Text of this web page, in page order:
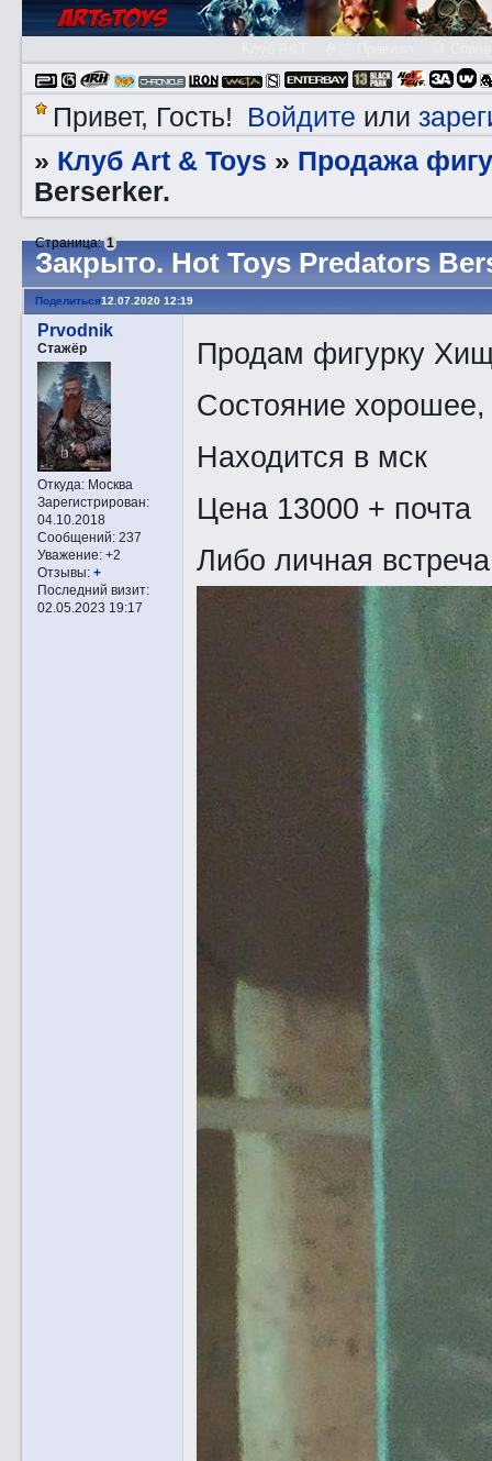
Привет, Гость! Войдите или
» Клуб Art & Toys » Продажа
Berserker.
Закрытo. Hot Toys Predators
Страница:1
Поделиться12.07.2020 12:19
Prvodnik
Стажёр
Откуда:Москва
Зарегистрирован:
04.10.2018
Сообщений:237
Уважение: +2
Отзывы: +
Последний визит:
02.05.2023 19:17
Продам фигурку
Состояние
Находится в мск
Цена 13000 + почта
Либо личная